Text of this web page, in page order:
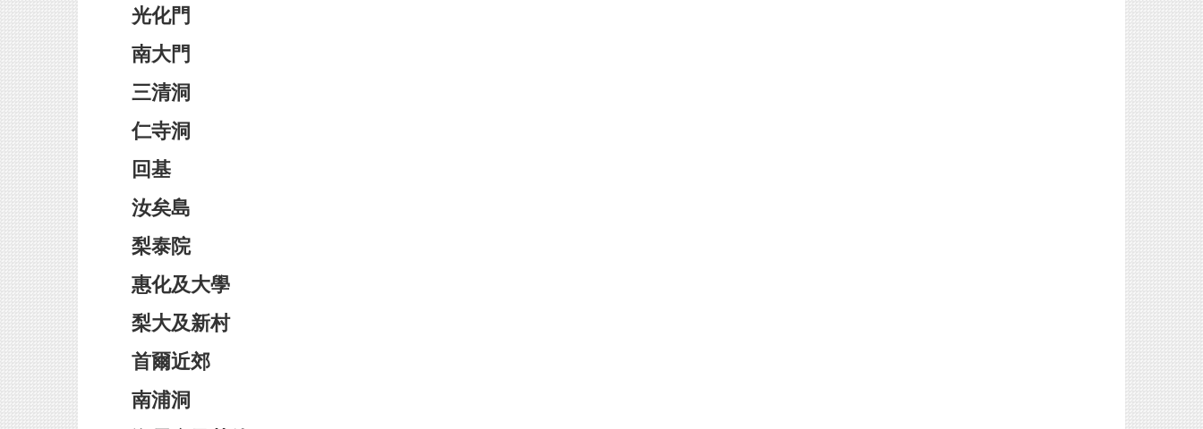
光化門
南大門
三清洞
仁寺洞
回基
汝矣島
梨泰院
惠化及大學
梨大及新村
首爾近郊
南浦洞